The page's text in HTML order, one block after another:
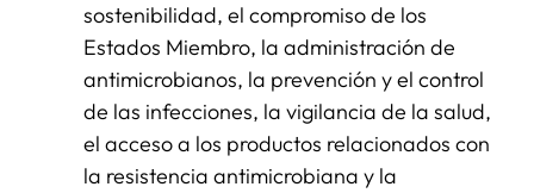
sostenibilidad, el compromiso de los
Estados Miembro, la administración de
antimicrobianos, la prevención y el control
de las infecciones, la vigilancia de la salud,
el acceso a los productos relacionados con
la resistencia antimicrobiana y la